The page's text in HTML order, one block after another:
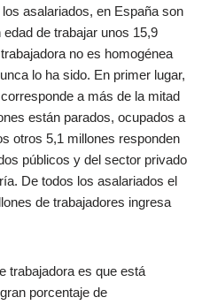
asalariados, en España son
de trabajar unos 15,9
no es homogénea
lo ha sido. En primer lugar,
a más de la mitad
están parados, ocupados a
otros 5,1 millones responden
públicos y del sector privado
De todos los asalariados el
de trabajadores ingresa
trabajadora es que está
porcentaje de